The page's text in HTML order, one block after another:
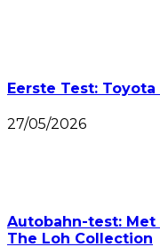
Eerste Test:
27/05/2026
Autobahn-test: Met
The Loh Collection